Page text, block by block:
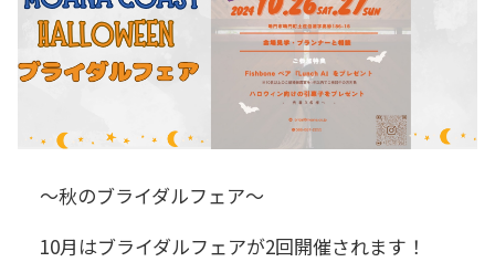
～秋のブライダルフェア～
10月はブライダルフェアが2回開催されます！